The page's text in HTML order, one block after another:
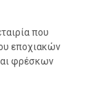
που
εποχιακών
φρέσκων